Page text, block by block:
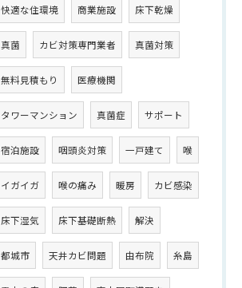
快適な住環境 商業施設 床下乾燥
真菌 カビ対策専門業者 真菌対策
無料見積もり 医療機関
タワーマンション 真菌症 サポート
宿泊施設 咽頭炎対策 一戸建て 喉
イガイガ 喉の痛み 暖房 カビ感染
床下湿気 床下基礎断熱 解決
都城市 天井カビ問題 由布院 糸島